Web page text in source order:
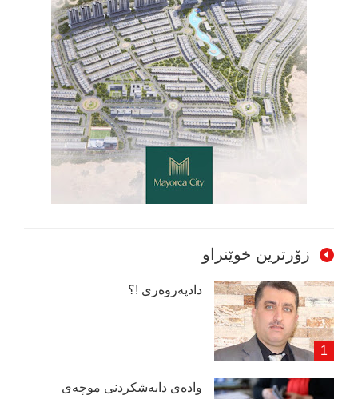
زۆرترین خوێنراو
دادپەروەری !؟
وادەی دابەشكردنی موچەی